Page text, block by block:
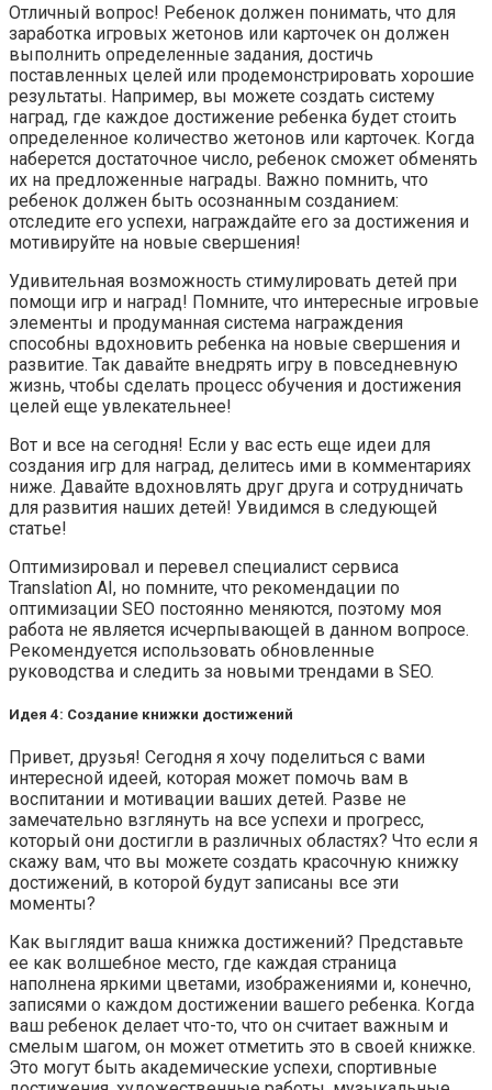
Отличный вопрос! Ребенок должен понимать, что для
заработка игровых жетонов или карточек он должен
выполнить определенные задания, достичь
поставленных целей или продемонстрировать хорошие
результаты. Например, вы можете создать систему
наград, где каждое достижение ребенка будет стоить
определенное количество жетонов или карточек. Когда
наберется достаточное число, ребенок сможет обменять
их на предложенные награды. Важно помнить, что
ребенок должен быть осознанным созданием:
отследите его успехи, награждайте его за достижения и
мотивируйте на новые свершения!
Удивительная возможность стимулировать детей при
помощи игр и наград! Помните, что интересные игровые
элементы и продуманная система награждения
способны вдохновить ребенка на новые свершения и
развитие. Так давайте внедрять игру в повседневную
жизнь, чтобы сделать процесс обучения и достижения
целей еще увлекательнее!
Вот и все на сегодня! Если у вас есть еще идеи для
создания игр для наград, делитесь ими в комментариях
ниже. Давайте вдохновлять друг друга и сотрудничать
для развития наших детей! Увидимся в следующей
статье!
Оптимизировал и перевел специалист сервиса
Translation AI, но помните, что рекомендации по
оптимизации SEO постоянно меняются, поэтому моя
работа не является исчерпывающей в данном вопросе.
Рекомендуется использовать обновленные
руководства и следить за новыми трендами в SEO.
Идея 4: Создание книжки достижений
Привет, друзья! Сегодня я хочу поделиться с вами
интересной идеей, которая может помочь вам в
воспитании и мотивации ваших детей. Разве не
замечательно взглянуть на все успехи и прогресс,
который они достигли в различных областях? Что если я
скажу вам, что вы можете создать красочную книжку
достижений, в которой будут записаны все эти
моменты?
Как выглядит ваша книжка достижений? Представьте
ее как волшебное место, где каждая страница
наполнена яркими цветами, изображениями и, конечно,
записями о каждом достижении вашего ребенка. Когда
ваш ребенок делает что-то, что он считает важным и
смелым шагом, он может отметить это в своей книжке.
Это могут быть академические успехи, спортивные